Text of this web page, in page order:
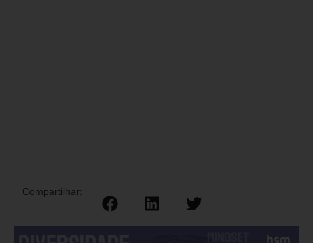
Compartilhar: